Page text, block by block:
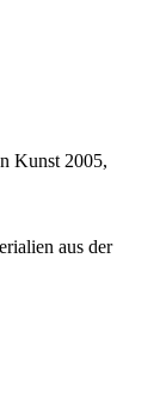
Kunst 2005,
aus der